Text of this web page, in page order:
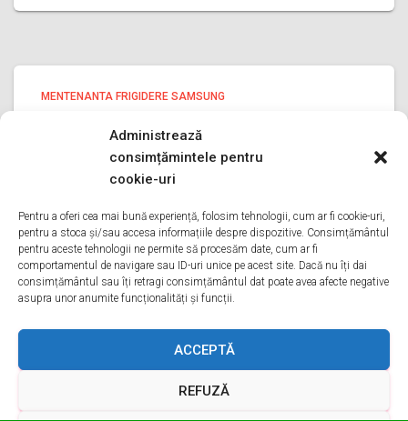
Administrează
consimțămintele pentru
cookie-uri
Pentru a oferi cea mai bună experiență, folosim tehnologii, cum ar fi cookie-uri,
pentru a stoca și/sau accesa informațiile despre dispozitive. Consimțământul
pentru aceste tehnologii ne permite să procesăm date, cum ar fi
comportamentul de navigare sau ID-uri unice pe acest site. Dacă nu îți dai
consimțământul sau îți retragi consimțământul dat poate avea afecte negative
asupra unor anumite funcționalități și funcții.
ACCEPTĂ
REFUZĂ
MENTENANTA FRIGIDERE SAMSUNG
Mentenanta frigidere Samsung ILFOV
Mentenanta frigidere Samsung ILFOV Bine ati venit pe
pagina noastra de Mentenanta frigidere Samsung ILFOV
sa faceti este sa ne sunati va oferim Mentenanta in
Citește mai mult
DESPRE NOI SERVICII
GDPR TERMENI ȘI CONDIȚII